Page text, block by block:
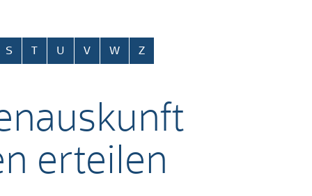
S T U V W Z
erteilen